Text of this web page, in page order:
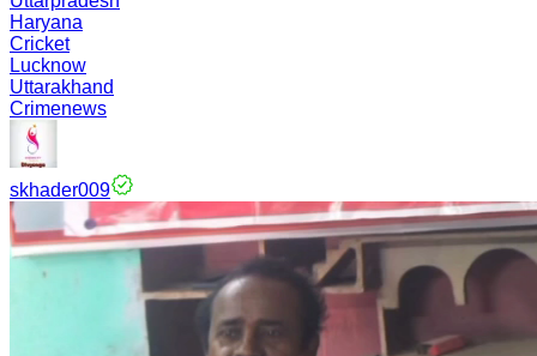
Haryana
Cricket
Lucknow
Uttarakhand
Crimenews
skhader009